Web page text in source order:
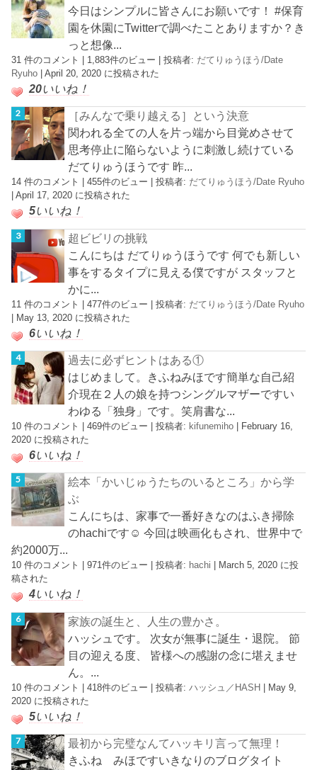
今日はシンプルに皆さんにお願いです！ #保育
園を休園にTwitterで調べたことありますか？き
っと想像...
31 件のコメント 1,883件のビュー |投稿者: だてりゅうほう/Date
Ryuho |April 20, 2020 に投稿された
20いいね！
［みんなで乗り越える］という決意
関われる全ての人を片っ端から目覚めさせて
思考停止に陥らないように刺激し続けている
だてりゅうほうです 昨...
14 件のコメント |455件のビュー |投稿者: だてりゅうほう/Date Ryuho
|April 17, 2020 に投稿された
5いいね！
超ビビリの挑戦
こんにちは だてりゅうほうです 何でも新しい
事をするタイプに見える僕ですが スタッフと
かに...
11 件のコメント |477件のビュー |投稿者: だてりゅうほう/Date Ryuho
| May 13, 2020 に投稿された
6いいね！
過去に必ずヒントはある①
はじめまして。きふねみほです簡単な自己紹
介現在２人の娘を持つシングルマザーですい
わゆる「独身」です。笑肩書な...
10 件のコメント |469件のビュー |投稿者: kifunemiho
February 16,
2020 に投稿された
6いいね！
絵本「かいじゅうたちのいるところ」から学
ぶ
こんにちは、家事で一番好きなのはふき掃除
のhachiです☺︎ 今回は映画化もされ、世界中で
約2000万...
10 件のコメント |971件のビュー |投稿者: hachi
March 5, 2020 に投
稿された
4いいね！
家族の誕生と、人生の豊かさ。
ハッシュです。 次女が無事に誕生・退院。 節
目の迎える度、 皆様への感謝の念に堪えませ
ん。...
10 件のコメント |418件のビュー |投稿者:ハッシュ／HASH | May 9,
2020 に投稿された
5いいね！
最初から完璧なんてハッキリ言って無理！
きふね みほですいきなりのブログタイト